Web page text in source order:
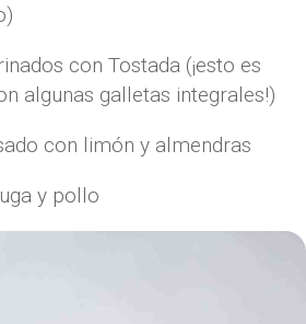
con Tostada (¡esto es
algunas galletas integrales!)
con limón y almendras
y pollo